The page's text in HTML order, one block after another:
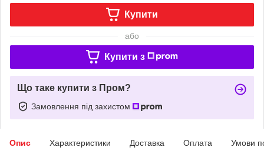
Купити
або
Купити з
Що таке купити з Пром?
Замовлення під захистом
Опис Характеристики Доставка Оплата Умови